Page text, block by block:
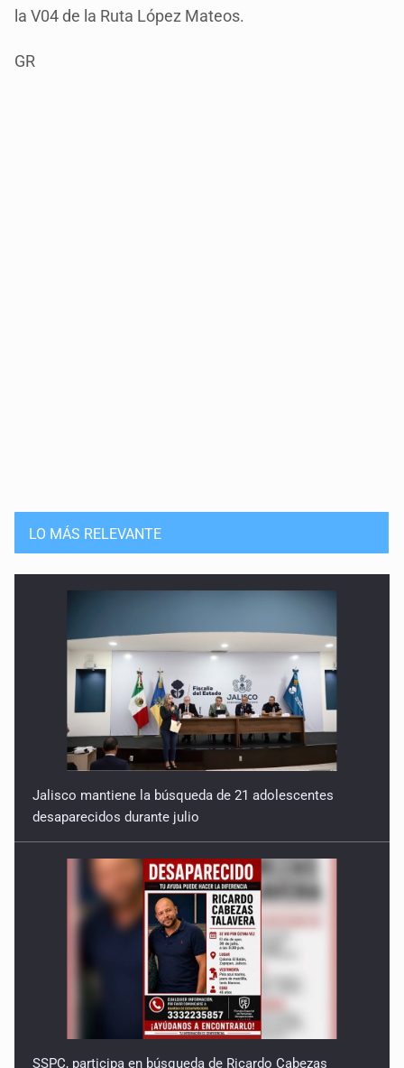
la V04 de la Ruta López Mateos.
GR
LO MÁS RELEVANTE
Jalisco mantiene la búsqueda de 21 adolescentes
desaparecidos durante julio
SSPC, participa en búsqueda de Ricardo Cabezas